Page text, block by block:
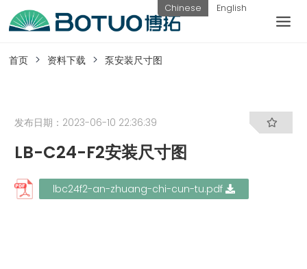
工作日热线
电话：
0576-
提交询
价
联系我
们
首页 资料下载 泵安装尺寸图
发布日期：2023-06-10 22:36:39
LB-C24-F2安装尺寸图
lbc24f2-an-zhuang-chi-cun-tu.pdf
Chinese English